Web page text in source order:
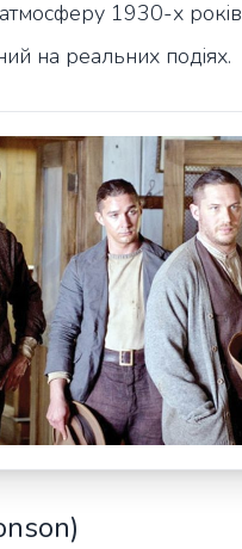
1930-х
на реальних подіях.